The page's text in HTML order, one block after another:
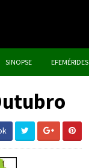
SINOPSE EFEMÉRIDES